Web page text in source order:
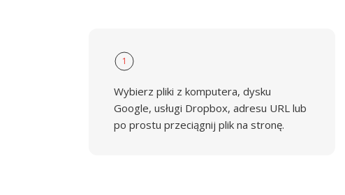
1
Wybierz pliki z komputera, dysku
Google, usługi Dropbox, adresu URL lub
po prostu przeciągnij plik na stronę.